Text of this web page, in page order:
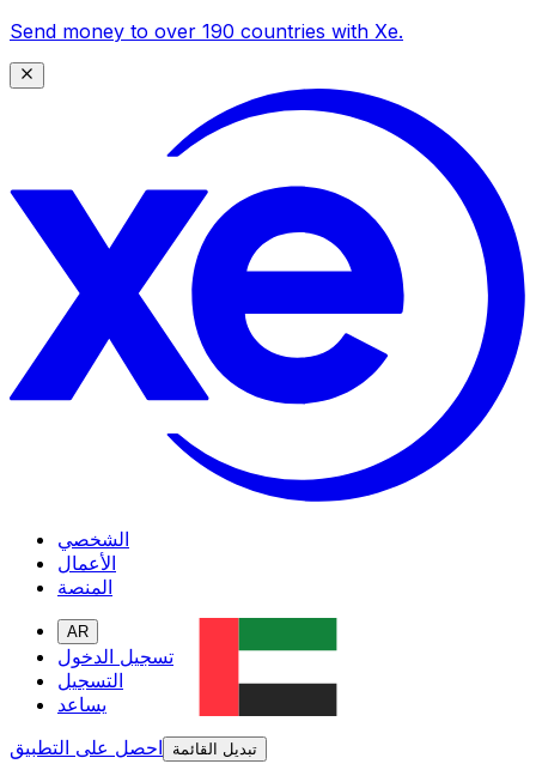
Send money to over 190 countries with Xe.
الشخصي
الأعمال
المنصة
AR
تسجيل الدخول
التسجيل
يساعد
احصل على التطبيق
تبديل القائمة